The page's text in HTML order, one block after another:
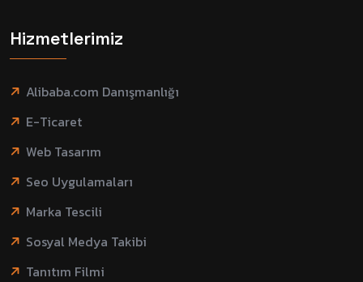
Hizmetlerimiz
Alibaba.com Danışmanlığı
E-Ticaret
Web Tasarım
Seo Uygulamaları
Marka Tescili
Sosyal Medya Takibi
Tanıtım Filmi